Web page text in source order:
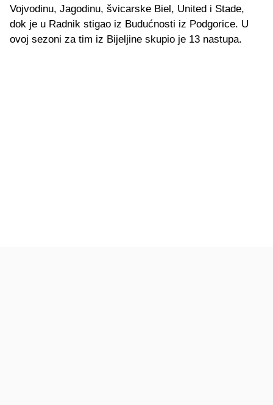
Vojvodinu, Jagodinu, švicarske Biel, United i Stade,
dok je u Radnik stigao iz Budućnosti iz Podgorice. U
ovoj sezoni za tim iz Bijeljine skupio je 13 nastupa.